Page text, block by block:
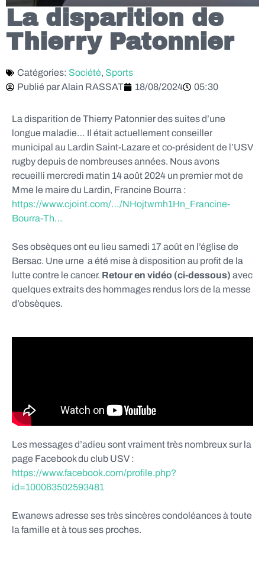
La disparition de
Thierry Patonnier
Catégories: Société, Sports
Publié parAlain RASSAT 18/08/2024 05:30
La disparition de Thierry Patonnier des suites d’une
longue maladie… Il était actuellement conseiller
municipal au Lardin Saint-Lazare et co-président de l’USV
rugby depuis de nombreuses années. Nous avons
recueilli mercredi matin 14 août 2024 un premier mot de
Mme le maire du Lardin, Francine Bourra :
https://www.cjoint.com/…/NHojtwmh1Hn_Francine-
Bourra-Th…
Ses obsèques ont eu lieu samedi 17 août en l’église de
Bersac. Une urne a été mise à disposition au profit de la
lutte contre le cancer. Retour en vidéo (ci-dessous) avec
quelques extraits des hommages rendus lors de la messe
d’obsèques.
Les messages d’adieu sont vraiment très nombreux sur la
page Facebook du club USV :
https://www.facebook.com/profile.php?
id=100063502593481
Ewanews adresse ses très sincères condoléances à toute
la famille et à tous ses proches.